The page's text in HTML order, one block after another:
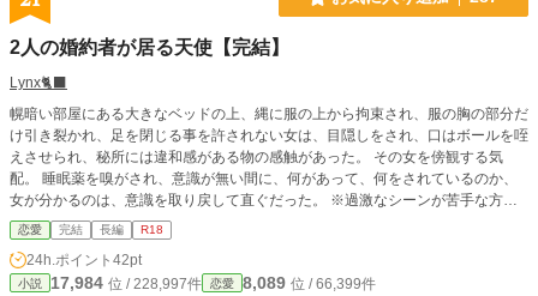
2人の婚約者が居る天使【完結】
Lynx🐈‍⬛
幌暗い部屋にある大きなベッドの上、縄に服の上から拘束され、服の胸の部分だ
け引き裂かれ、足を閉じる事を許されない女は、目隠しをされ、口はボールを咥
えさせられ、秘所には違和感がある物の感触があった。 その女を傍観する気
配。 睡眠薬を嗅がされ、意識が無い間に、何があって、何をされているのか、
女が分かるのは、意識を取り戻して直ぐだった。 ※過激なシーンが苦手な方は
ご注意下さい。 ※【籠の中の小鳥、羽ばたくJade】のキャラを出してます。 お
詫び(_ _*)ﾍﾟｺｯ 感想承認をするつもりが、却下してしまった方が居ます。申し訳
ありませんでした。 セカンド・ストーリー希望とありましたので、思案させて
頂きます。後日番外編として、新たに公開しますので、お楽しみ下さい。 ※9/2
恋愛 完結 長編 R18
24h.ポイント 42pt
小説 17,984 位 / 228,997件 恋愛 8,089 位 / 66,399件